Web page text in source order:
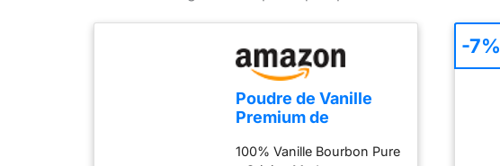
Poudre de Vanille
Premium de
100% Vanille
100% Vanille Bourbon Pure
-7%